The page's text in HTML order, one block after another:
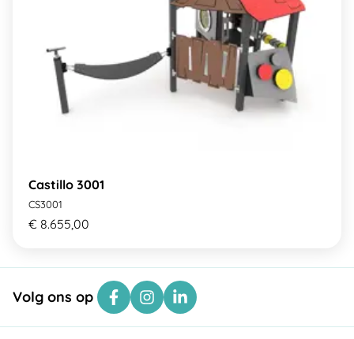
Castillo 3001
CS3001
€ 8.655,00
Volg ons op